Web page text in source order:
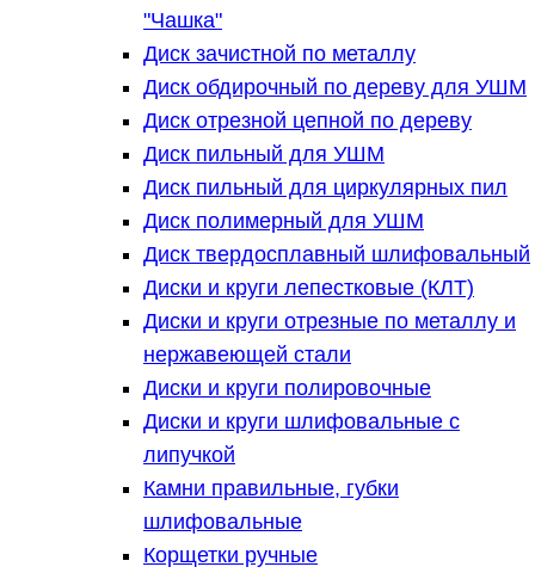
"Чашка"
Диск зачистной по металлу
Диск обдирочный по дереву для УШМ
Диск отрезной цепной по дереву
Диск пильный для УШМ
Диск пильный для циркулярных пил
Диск полимерный для УШМ
Диск твердосплавный шлифовальный
Диски и круги лепестковые (КЛТ)
Диски и круги отрезные по металлу и
нержавеющей стали
Диски и круги полировочные
Диски и круги шлифовальные с
липучкой
Камни правильные, губки
шлифовальные
Корщетки ручные